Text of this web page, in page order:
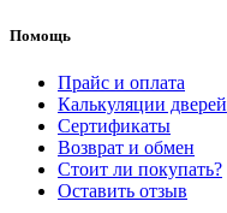
Помощь
Прайс и оплата
Калькуляции дверей
Сертификаты
Возврат и обмен
Стоит ли покупать?
Оставить отзыв